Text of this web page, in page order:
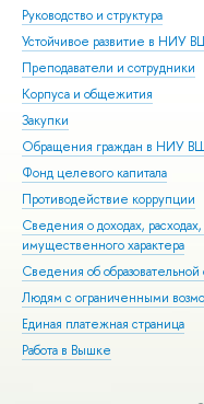
Руководство и структура
Устойчивое развитие в НИУ
Преподаватели и сотрудники
Корпуса и общежития
Закупки
Обращения граждан в НИУ
Фонд целевого капитала
Противодействие коррупции
Сведения о доходах,
имущественного характера
Сведения об образовательной
Людям с ограниченными
Единая платежная страница
Работа в Вышке